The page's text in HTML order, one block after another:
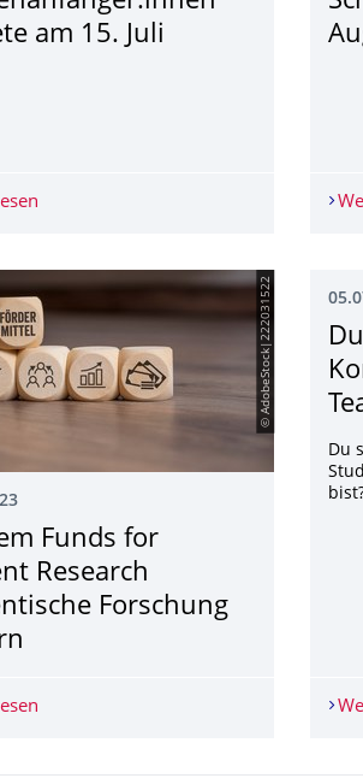
für Lehre und Forschung an
am 15. Juli
MINT-Stipendium für
anmelden!
© Adobe­Stock|222031522
Funds for
Research
Forschung
Mit dem Funds for Student Research
Du